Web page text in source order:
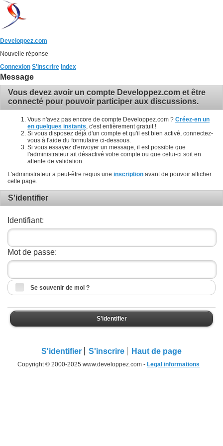
Developpez.com
Nouvelle réponse
Connexion S'inscrire Index
Message
Vous devez avoir un compte Developpez.com et être
connecté pour pouvoir participer aux discussions.
Vous n'avez pas encore de compte Developpez.com ? Créez-en un
en quelques instants , c'est entièrement gratuit !
Si vous disposez déjà d'un compte et qu'il est bien activé, connectez-
vous à l'aide du formulaire ci-dessous.
Si vous essayez d'envoyer un message, il est possible que
l'administrateur ait désactivé votre compte ou que celui-ci soit en
attente de validation.
L'administrateur a peut-être requis une inscription avant de pouvoir afficher
cette page.
S'identifier
Identifiant:
Mot de passe:
Se souvenir de moi ?
S'identifier
S'identifier S'inscrire Haut de page
Copyright © 2000-2025 www.developpez.com - Legal informations